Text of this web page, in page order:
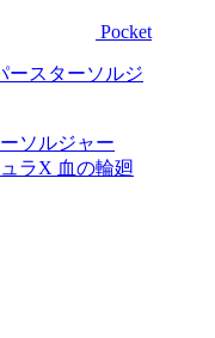
Pocket
ソルジャー
ラX 血の輪廻